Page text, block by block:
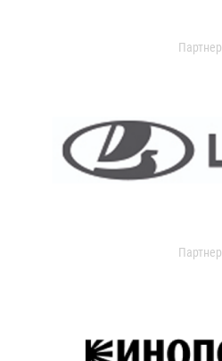
Партнер
Партнер